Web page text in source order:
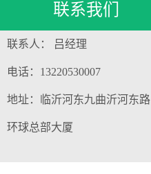
联系我们
联系人： 吕经理
电话：13220530007
地址：临沂河东九曲沂河东路
环球总部大厦